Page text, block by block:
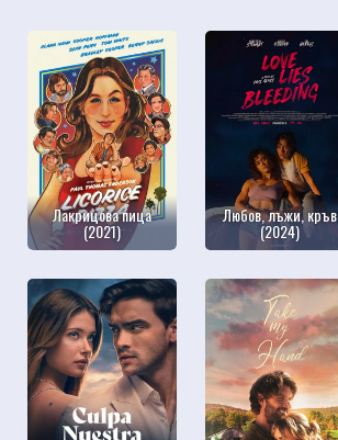
Лакрицова пица
(2021)
Любов, лъжи, кръв
(2024)